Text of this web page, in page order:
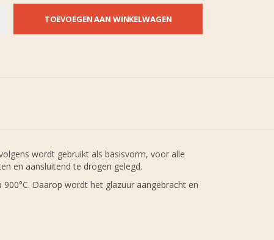
TOEVOEGEN AAN WINKELWAGEN
wordt gebruikt als basisvorm, voor alle
en aansluitend te drogen gelegd.
Daarop wordt het glazuur aangebracht en